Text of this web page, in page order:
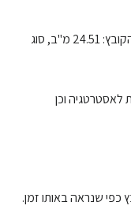
פיקסלים, גודל הקובץ: 24.51 מ"ב, סוג
לאסטרטגיה וכן
כפי שנראה באותו זמן.